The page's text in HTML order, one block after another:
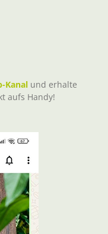
Kanal und erhalte
aufs Handy!